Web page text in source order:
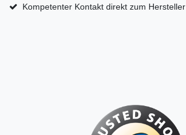
Kompetenter Kontakt direkt zum Hersteller